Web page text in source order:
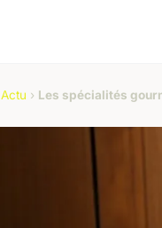
Actu › Les spécialités